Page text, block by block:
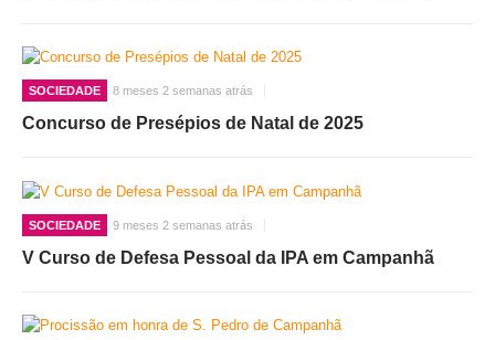
SOCIEDADE 8 meses 2 semanas atrás
Concurso de Presépios de Natal de 2025
SOCIEDADE 9 meses 2 semanas atrás
V Curso de Defesa Pessoal da IPA em Campanhã